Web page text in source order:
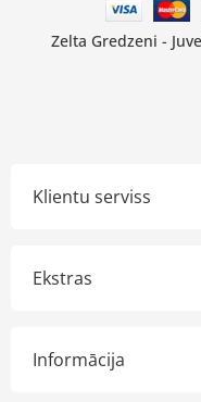
Zelta Gredzeni -
Klientu serviss
Ekstras
Informācija